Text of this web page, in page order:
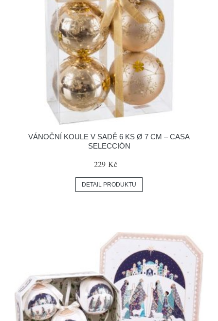
VÁNOČNÍ KOULE V SADĚ 6 KS Ø 7 CM – CASA
SELECCIÓN
229 Kč
DETAIL PRODUKTU